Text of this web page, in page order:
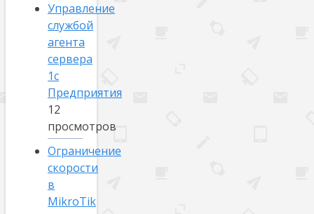
Управление
службой
агента
сервера
1с
Предприятия
12
просмотров
Ограничение
скорости
в
MikroTik